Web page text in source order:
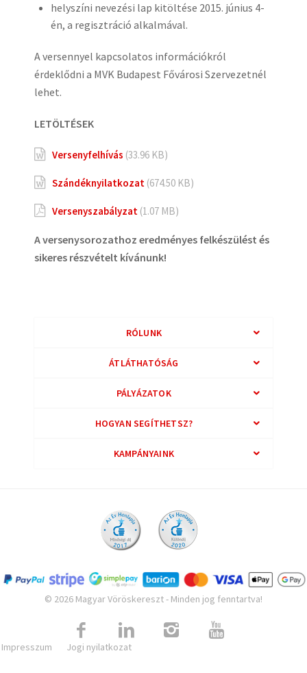
helyszíni nevezési lap kitöltése 2015. június 4-
én, a regisztráció alkalmával.
A versennyel kapcsolatos információkról
érdeklődni a MVK Budapest Fővárosi Szervezetnél
lehet.
LETÖLTÉSEK
Versenyfelhívás (33.96 KB)
Szándéknyilatkozat (674.50 KB)
Versenyszabályzat (1.07 MB)
A versenysorozathoz eredményes felkészülést és
sikeres részvételt kívánunk!
RÓLUNK
ÁTLÁTHATÓSÁG
PÁLYÁZATOK
HOGYAN SEGÍTHETSZ?
KAMPÁNYAINK
© 2026 Magyar Vöröskereszt - Minden jog fenntartva!
Impresszum Jogi nyilatkozat